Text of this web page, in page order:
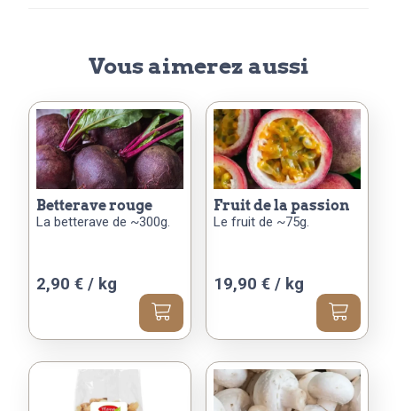
Vous aimerez aussi
betterave rouge
La betterave de ~300g.
2,90 € / kg
fruit de la passion
Le fruit de ~75g.
19,90 € / kg